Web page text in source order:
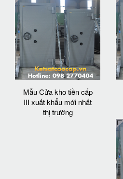
Mẫu Cửa kho tiền cấp
III xuất khẩu mới nhất
thị trường